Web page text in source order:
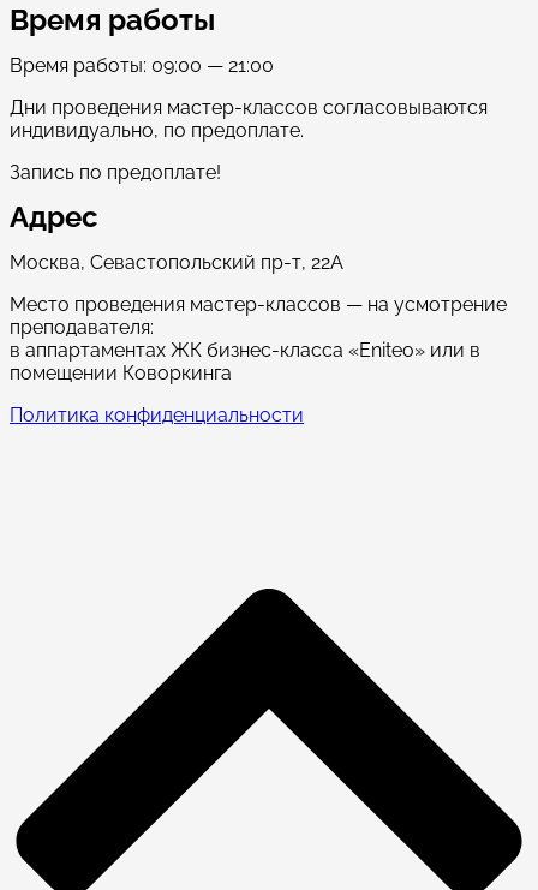
Время работы
Время работы: 09:00 — 21:00
Дни проведения мастер-классов согласовываются
индивидуально, по предоплате.
Запись по предоплате!
Адрес
Москва, Севастопольский пр-т, 22А
Место проведения мастер-классов — на усмотрение
преподавателя:
в аппартаментах ЖК бизнес-класса «Eniteo» или в
помещении Коворкинга
Политика конфиденциальности